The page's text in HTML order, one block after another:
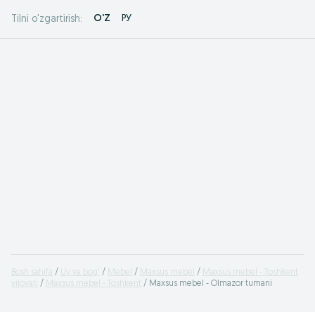
Tilni o'zgartirish: O'Z РУ
Bosh sahifa Uy va bog' Mebel Maxsus mebel
Maxsus mebel - Toshkent
viloyati
Maxsus mebel - Toshkent Maxsus mebel - Olmazor tumani